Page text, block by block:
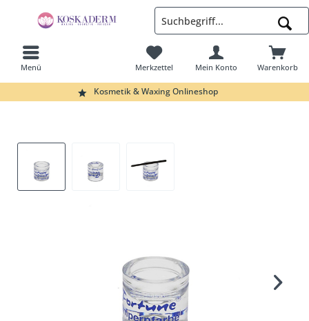
Kosmetik & Waxing Onlineshop
Menü Warenkorb
Merkzettel Mein Konto